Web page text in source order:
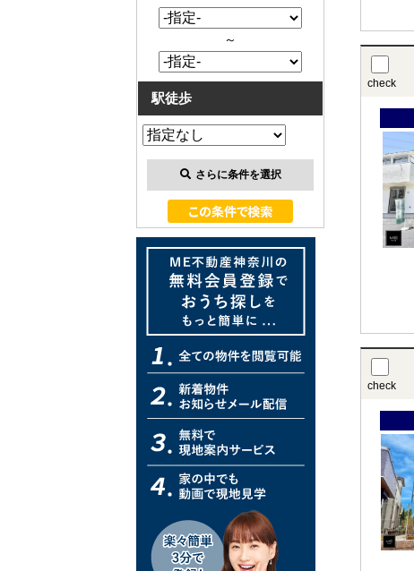
check
check
～
駅徒歩
さらに条件を選択